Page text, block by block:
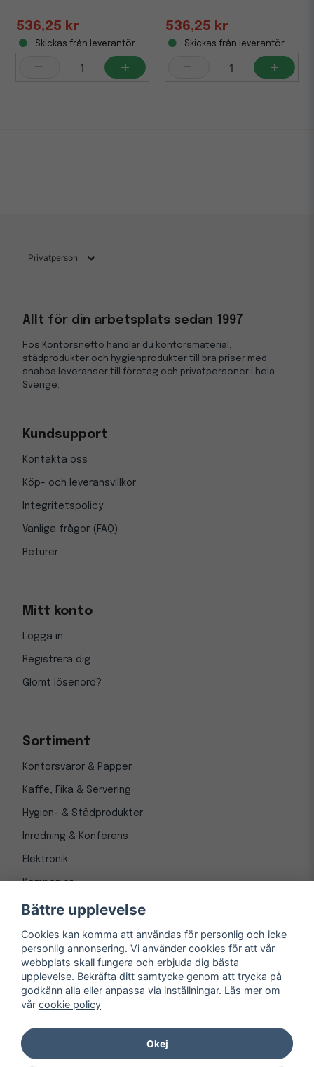
536,25 kr
Skickas från leverantör
- +
536,25 kr
Skickas från leverantör
- +
Allt för din arbetsplats sedan 1997
Hos Kontorsnetto handlar du kontorsmaterial,
städprodukter och hygienprodukter till bra priser med
snabba leveranser till företag och privatpersoner i hela
Sverige.
Kundsupport
Kontakta oss
Köp- och leveransvillkor
Integritetspolicy
Vanliga frågor (FAQ)
Returer
Mitt konto
Logga in
Registrera dig
Glömt lösenord?
Sortiment
Kontorsvaror & Papper
Kaffe, Fika & Servering
Hygien- & Städprodukter
Inredning & Konferens
Elektronik
Kampanjer
© Copyright 1997-2026
Bättre upplevelse
Cookies kan komma att användas för personlig och icke
personlig annonsering. Vi använder cookies för att vår
webbplats skall fungera och erbjuda dig bästa
upplevelse. Bekräfta ditt samtycke genom att trycka på
godkänn alla eller anpassa via inställningar. Läs mer om
vår cookie policy
Okej